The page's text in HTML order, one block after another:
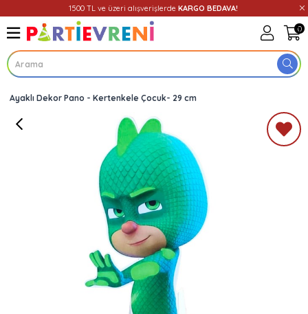
1500 TL ve üzeri alışverişlerde KARGO BEDAVA!
0
Üye Girişi Üye Ol
Ayaklı Dekor Pano - Kertenkele Çocuk- 29 cm